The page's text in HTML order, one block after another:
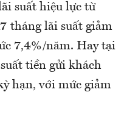
suất hiệu lực từ
tháng lãi suất giảm
7,4%/năm. Hay tại
tiền gửi khách
hạn, với mức giảm